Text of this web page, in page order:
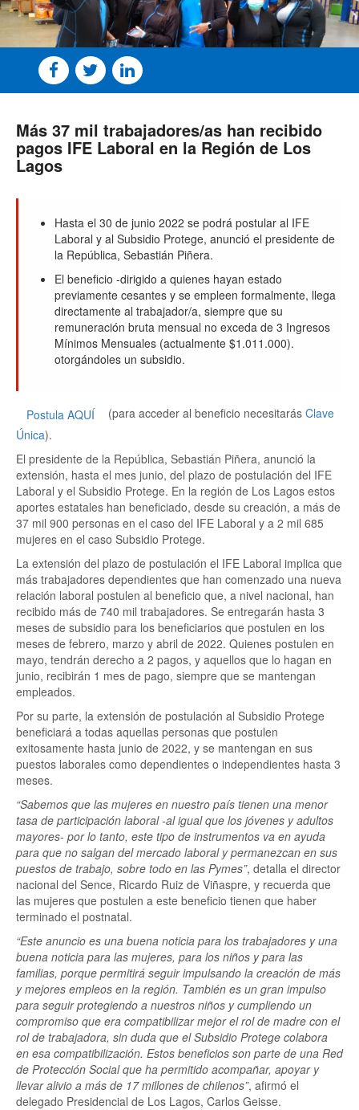
Más 37 mil trabajadores/as han recibido
pagos IFE Laboral en la Región de Los
Lagos
Hasta el 30 de junio 2022 se podrá postular al IFE
Laboral y al Subsidio Protege, anunció el presidente de
la República, Sebastián Piñera.
El beneficio -dirigido a quienes hayan estado
previamente cesantes y se empleen formalmente, llega
directamente al trabajador/a, siempre que su
remuneración bruta mensual no exceda de 3 Ingresos
Mínimos Mensuales (actualmente $1.011.000).
otorgándoles un subsidio.
Postula AQUÍ (para acceder al beneficio necesitarás Clave
Única).
El presidente de la República, Sebastián Piñera, anunció la
extensión, hasta el mes junio, del plazo de postulación del IFE
Laboral y el Subsidio Protege. En la región de Los Lagos estos
aportes estatales han beneficiado, desde su creación, a más de
37 mil 900 personas en el caso del IFE Laboral y a 2 mil 685
mujeres en el caso Subsidio Protege.
La extensión del plazo de postulación el IFE Laboral implica que
más trabajadores dependientes que han comenzado una nueva
relación laboral postulen al beneficio que, a nivel nacional, han
recibido más de 740 mil trabajadores. Se entregarán hasta 3
meses de subsidio para los beneficiarios que postulen en los
meses de febrero, marzo y abril de 2022. Quienes postulen en
mayo, tendrán derecho a 2 pagos, y aquellos que lo hagan en
junio, recibirán 1 mes de pago, siempre que se mantengan
empleados.
Por su parte, la extensión de postulación al Subsidio Protege
beneficiará a todas aquellas personas que postulen
exitosamente hasta junio de 2022, y se mantengan en sus
puestos laborales como dependientes o independientes hasta 3
meses.
“Sabemos que las mujeres en nuestro país tienen una menor
tasa de participación laboral -al igual que los jóvenes y adultos
mayores- por lo tanto, este tipo de instrumentos va en ayuda
para que no salgan del mercado laboral y permanezcan en sus
puestos de trabajo, sobre todo en las Pymes”, detalla el director
nacional del Sence, Ricardo Ruiz de Viñaspre, y recuerda que
las mujeres que postulen a este beneficio tienen que haber
terminado el postnatal.
“Este anuncio es una buena noticia para los trabajadores y una
buena noticia para las mujeres, para los niños y para las
familias, porque permitirá seguir impulsando la creación de más
y mejores empleos en la región. También es un gran impulso
para seguir protegiendo a nuestros niños y cumpliendo un
compromiso que era compatibilizar mejor el rol de madre con el
rol de trabajadora, sin duda que el Subsidio Protege colabora
en esa compatibilización. Estos beneficios son parte de una Red
de Protección Social que ha permitido acompañar, apoyar y
llevar alivio a más de 17 millones de chilenos”, afirmó el
delegado Presidencial de Los Lagos, Carlos Geisse.